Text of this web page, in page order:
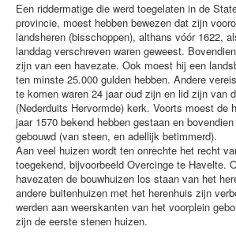
Een riddermatige die werd toegelaten in de
provincie, moest hebben bewezen dat zijn
landsheren (bisschoppen), althans vóór 1622,
landdag verschreven waren geweest.
zijn van een havezate. Ook moest hij een
ten minste 25.000 gulden hebben. Andere
te komen waren 24 jaar oud zijn en lid zijn van
(Nederduits Hervormde) kerk. Voorts moest de
jaar 1570 bekend hebben gestaan en
gebouwd (van steen, en adellijk betimmerd).
Aan veel huizen wordt ten onrechte het recht
toegekend, bijvoorbeeld Overcinge te Havelte.
havezaten de bouwhuizen los staan van het
andere buitenhuizen met het herenhuis zijn
werden aan weerskanten van het voorplein
zijn de eerste stenen huizen.